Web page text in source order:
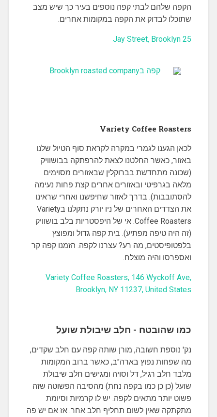
הקפה שלהם לבתי קפה נוספים בעיר כך שיש מצב
שתוכלו לבדוק את הקפה במקומות אחרים.
25 Jay Street, Brooklyn
Variety Coffee Roasters
לכאן הגענו לגמרי במקרה לקראת סוף הטיול שלנו
באזור, כאשר החלטנו לצאת להרפתקה בבושוויק
(שכונה מתחדשת בברוקלין שבאזורים מסוימים
מלאה בגרפיטי ובאזורים אחרים קצת פחות נעימה
להסתובבות). בדרך לאזור שחיפשנו ואחרי שראינו
את הצדדים האחרים של ניו יורק נתקלנו בVariety
Coffee Roasters. אי של היפסטריות בלב בושוויק
(זה היה טיפה מפתיע). בית קפה גדול ומפוצץ
בלפטופיסטים, מה רע? עצרנו לקפה. הזמנו קפה קר
ואספרסו והיה מוצלח.
Variety Coffee Roasters, 146 Wyckoff Ave,
Brooklyn, NY 11237, United States
כמו שהובטח - חלב שיבולת שועל
נק' נוספת חשובה, מורן שותה קפה עם חלב שקדים,
מה שפחות נפוץ בארה"ב, כאשר ברוב המקומות
מלבד חלב רגיל, דל וסויה ומגישים חלב שיבולת
שועל (כן כן כמו בקפה נחת) מהסיבה הפשוטה שזה
פשוט יותר מתאים לקפה. יש לו קרמיות וסיומת
מתקתקה שאין לשום תחליף חלב אחר. אז אם יש פה